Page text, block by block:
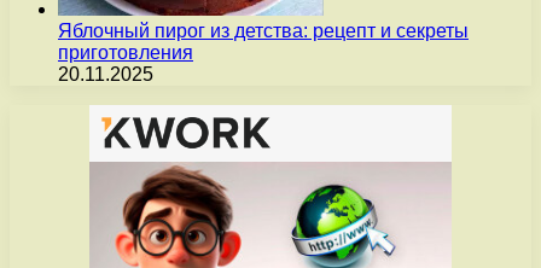
Яблочный пирог из детства: рецепт и секреты
приготовления
20.11.2025